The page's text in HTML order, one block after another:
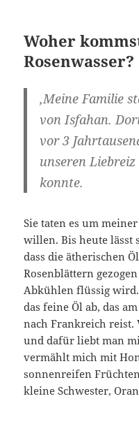
Woher
Rosenwasser?
‚Meine Familie
von Isfahan.
vor 3
unseren
konnte.
Sie taten es um
willen. Bis heute lässt
dass die ätherischen
Rosenblättern
Abkühlen flüssig
das feine Öl ab, das
nach Frankreich
und dafür liebt man
vermählt mich mit
sonnenreifen
kleine Schwester,